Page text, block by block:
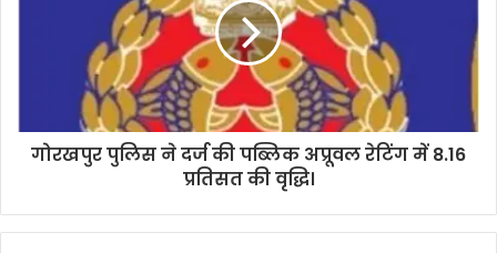
गोरखपुर पुलिस ने दर्ज की पब्लिक अप्रूवल रेटिंग में 8.16
प्रतिसत की वृद्धि।